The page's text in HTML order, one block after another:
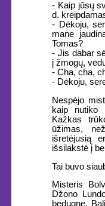
- Kaip jūsų
d.
- Dėkoju,
mane
Tomas?
- Jis dabar
į žmogų,
- Cha, cha,
- Dėkoju,
Nespėjo
kaip nutiko
Kažkas
ūžimas,
išretėjusią
išsilakstė į
Tai buvo
Misteris
Džono
bedugnę.